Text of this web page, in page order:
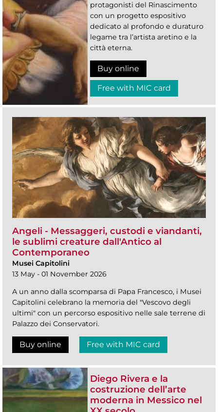
protagonisti del Rinascimento
con un progetto espositivo
dedicato al profondo e duraturo
legame tra l’artista aretino e la
città eterna.
Buy online
Free with MIC card
Angeli - Messaggeri, custodi e viandanti,
le sublimi creature dall'Antico al
Contemporaneo
Musei Capitolini
13 May - 01 November 2026
A un anno dalla scomparsa di Papa Francesco, i Musei
Capitolini celebrano la memoria del "Vescovo degli
ultimi" con un percorso espositivo nelle sale terrene di
Palazzo dei Conservatori.
Buy online Free with MIC card
Diego Rivera e la
costruzione dell’arte
moderna in Messico nel